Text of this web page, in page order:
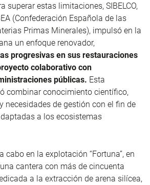
superar estas limitaciones, SIBELCO,
(Confederación Española de las
Primas Minerales), impulsó en la
un enfoque renovador,
progresivas en sus restauraciones
colaborativo con
públicas. Esta
combinar conocimiento científico,
necesidades de gestión con el fin de
a los ecosistemas
cabo en la explotación “Fortuna”, en
cantera con más de cincuenta
a la extracción de arena silícea,